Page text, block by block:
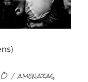
Étiquettes
amenazas,